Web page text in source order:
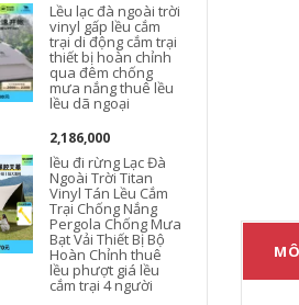
Lều lạc đà ngoài trời
vinyl gấp lều cắm
trại di động cắm trại
thiết bị hoàn chỉnh
qua đêm chống
mưa nắng thuê lều
lều dã ngoại
2,186,000
lều đi rừng Lạc Đà
Ngoài Trời Titan
Vinyl Tán Lều Cắm
Trại Chống Nắng
Pergola Chống Mưa
Bạt Vải Thiết Bị Bộ
Hoàn Chỉnh thuê
lều phượt giá lều
cắm trại 4 người